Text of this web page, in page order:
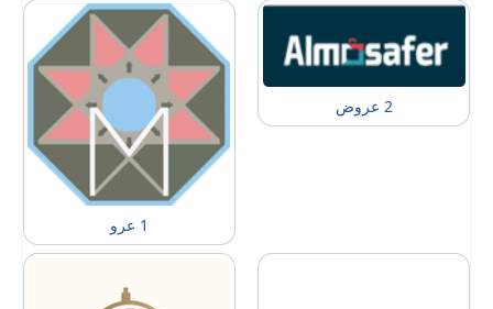
2 عروض
1 عرو